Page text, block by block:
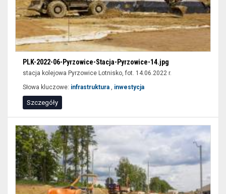
czytników
ekranu
(sekcja
lokalizacja).
wyświetlić
zawężone
wyniki
wyszukiwania
można
wypełnić
tylko
niektóre
pozycje
formularzy
PLK-2022-06-Pyrzowice-Stacja-Pyrzowice-14.jpg
stacja kolejowa Pyrzowice Lotnisko, fot. 14.06.2022 r.
Słowa kluczowe: infrastruktura , inwestycja
Szczegóły